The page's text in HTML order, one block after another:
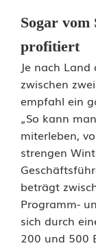
Sogar vom
profitiert
Je nach
zwischen
empfahl ein
„So kann
miterleben,
strengen
beträgt
Programm-
sich durch
200 und 500